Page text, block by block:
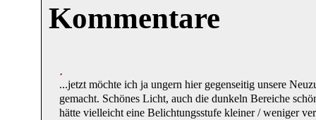
Kommentare
...jetzt möchte ich ja ungern hier gegenseitig unsere
gemacht. Schönes Licht, auch die dunkeln Bereiche
hätte vielleicht eine Belichtungsstufe kleiner / weniger